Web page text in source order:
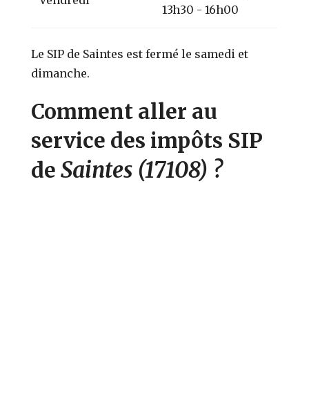
13h30 - 16h00
Le SIP de Saintes est fermé le samedi et
dimanche.
Comment aller au
service des impôts SIP
deSaintes (17108) ?